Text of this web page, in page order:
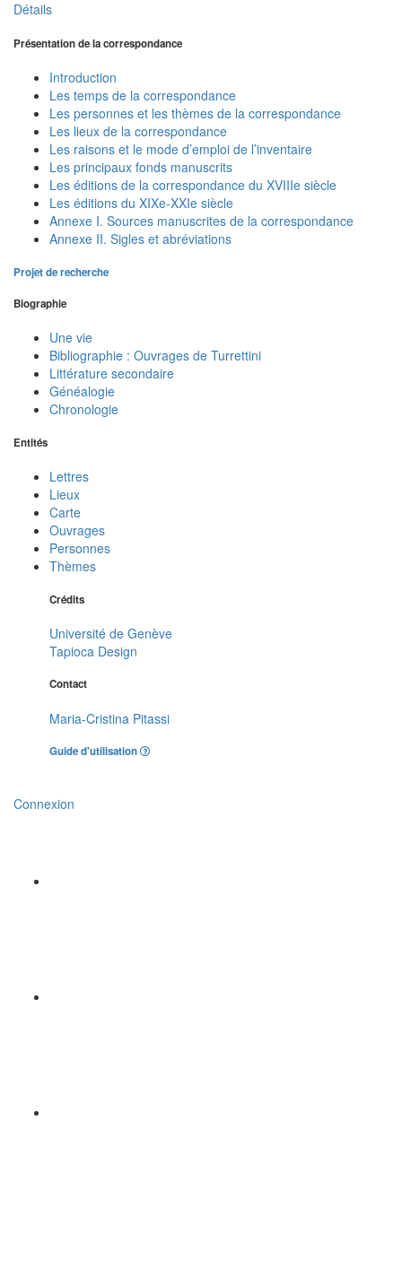
Détails
Présentation de la correspondance
Introduction
Les temps de la correspondance
Les personnes et les thèmes de la correspondance
Les lieux de la correspondance
Les raisons et le mode d’emploi de l’inventaire
Les principaux fonds manuscrits
Les éditions de la correspondance du XVIIIe siècle
Les éditions du XIXe-XXIe siècle
Annexe I. Sources manuscrites de la correspondance
Annexe II. Sigles et abréviations
Projet de recherche
Biographie
Une vie
Bibliographie : Ouvrages de Turrettini
Littérature secondaire
Généalogie
Chronologie
Entités
Lettres
Lieux
Carte
Ouvrages
Personnes
Thèmes
Crédits
Université de Genève
Tapioca Design
Contact
Maria-Cristina Pitassi
Guide d'utilisation
Connexion